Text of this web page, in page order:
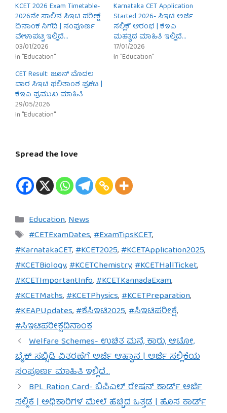
KCET 2026 Exam Timetable-
2026ನೇ ಸಾಲಿನ ಸಿಇಟಿ ಪರೀಕ್ಷೆ
ದಿನಾಂಕ ನಿಗದಿ | ಸಂಪೂರ್ಣ
ವೇಳಾಪಟ್ಟಿ ಇಲ್ಲಿದೆ…
03/01/2026
In "Education"
Karnataka CET Application
Started 2026- ಸಿಇಟಿ ಅರ್ಜಿ
ಸಲ್ಲಿಕೆೆ ಆರಂಭ | ಕೆಇಎ
ಮಹತ್ವದ ಮಾಹಿತಿ ಇಲ್ಲಿದೆ…
17/01/2026
In "Education"
CET Result: ಜೂನ್ ಮೊದಲ
ವಾರ ಸಿಇಟಿ ಫಲಿತಾಂಶ ಪ್ರಕಟ |
ಕೆಇಎ ಪ್ರಮುಖ ಮಾಹಿತಿ
29/05/2026
In "Education"
Spread the love
Categories
Education,News
Tags
#CETExamDates,#ExamTipsKCET,
#KarnatakaCET,#KCET2025,#KCETApplication2025,
#KCETBiology,#KCETChemistry,#KCETHallTicket,
#KCETImportantInfo,#KCETKannadaExam,
#KCETMaths,#KCETPhysics,#KCETPreparation,
#KEAPUpdates,#ಕೆಸಿಇಟಿ2025,#ಸಿಇಟಿಪರೀಕ್ಷೆ,
#ಸಿಇಟಿಪರೀಕ್ಷೆದಿನಾಂಕ
Welfare Schemes- ಉಚಿತ ಮನೆ, ಕಾರು, ಆಟೋ,
ಬೈಕ್ ಸಬ್ಸಿಡಿ ವಿತರಣೆಗೆ ಅರ್ಜಿ ಆಹ್ವಾನ | ಅರ್ಜಿ ಸಲ್ಲಿಕೆಯ
ಸಂಪೂರ್ಣ ಮಾಹಿತಿ ಇಲ್ಲಿದೆ…
BPL Ration Card- ಬಿಪಿಎಲ್ ರೇಷನ್ ಕಾರ್ಡ್ ಅರ್ಜಿ
ಸಲ್ಲಿಕೆ | ಅಧಿಕಾರಿಗಳ ಮೇಲೆ ಹೆಚ್ಚಿದ ಒತ್ತಡ | ಹೊಸ ಕಾರ್ಡ್